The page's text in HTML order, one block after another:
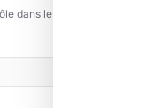
dans le